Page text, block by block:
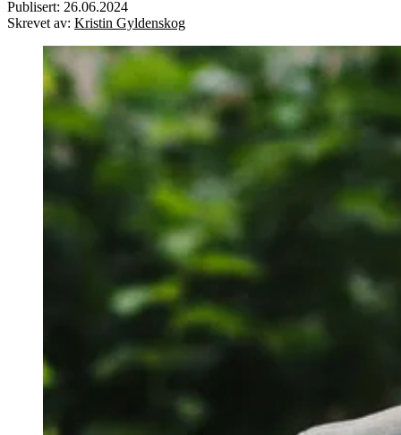
Publisert: 26.06.2024
Skrevet av: Kristin Gyldenskog